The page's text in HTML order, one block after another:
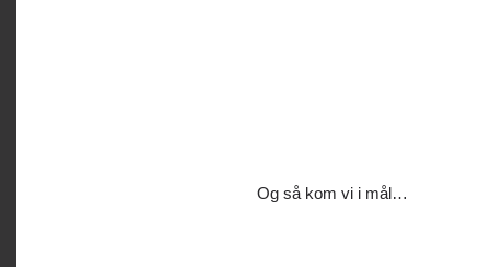
Og så kom vi i mål…